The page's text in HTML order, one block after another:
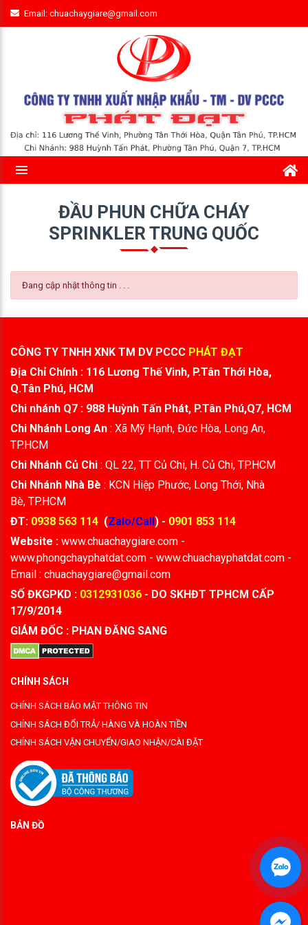
Email: chuachaygiare@gmail.com
ĐẦU PHUN CHỮA CHÁY
SPRINKLER TRUNG QUỐC
Đang cập nhật thông tin . . .
CÔNG TY TNHH XNK TM DV PCCC PHÁT ĐẠT
Địa Chỉ Chính : 116 Lương Thế Vinh, P.Tân Thới Hòa,
Q.Tân Phú, HCM
Chi nhánh Q7 : 988 Huỳnh Tấn Phát, P.Tân Phú,Q7, HCM
Chi Nhánh Long An : Xã Mỹ Hạnh, Đức Hòa, Long An,
TP.HCM
Chi Nhánh Củ Chi : QL 22, TT Củ Chi, H. Củ Chi, TP.HCM
Chi Nhánh Nhà Bè : KCN Hiệp Phước, Long Thới, Nhà
Bè, TP.HCM
ĐT: 0938 563 114 (Zalo/Call) - 0901 853 114
Website : www.chuachaygiare.com -
www.phongchayphatdat.com - www.chuachayphatdat.com -
Email : chuachaygiare@gmail.com
SỐ ĐKGPKD : 0312931036 - DO SKHĐT TPHCM CẤP
17/9/2014
GIÁM ĐỐC : PHAN ĐĂNG SANG
CHÍNH SÁCH
CHÍNH SÁCH BẢO MẬT THÔNG TIN
CHÍNH SÁCH ĐỔI TRẢ/ HÀNG VÀ HOÀN TIỀN
CHÍNH SÁCH VẬN CHUYỂN/GIAO NHẬN/CÀI ĐẶT
BẢN ĐỒ